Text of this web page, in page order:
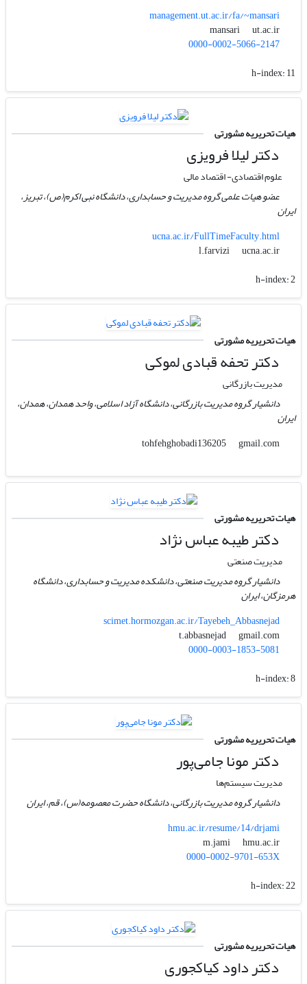
management.ut.ac.ir/fa/~mansari
mansari
ut.ac.ir
0000-0002-5066-2147
h-index:11
هیات تحریریه مشورتی
دکتر لیلا فرویزی
علوم اقتصادی- اقتصاد مالی
عضو هیات علمی گروه مدیریت و حسابداری، دانشگاه نبی اکرم(ص)، تبریز،
ایران
ucna.ac.ir/FullTimeFaculty.html
l.farvizi
ucna.ac.ir
h-index:2
هیات تحریریه مشورتی
دکتر تحفه قبادی لموکی
مدیریت بازرگانی
دانشیار گروه مدیریت بازرگانی، دانشگاه آزاد اسلامی، واحد همدان، همدان،
ایران
tohfehghobadi136205
gmail.com
هیات تحریریه مشورتی
دکتر طیبه عباس نژاد
مدیریت صنعتی
دانشیار گروه مدیریت صنعتی، دانشکده مدیریت و حسابداری، دانشگاه
هرمزگان، ایران
scimet.hormozgan.ac.ir/Tayebeh_Abbasnejad
t.abbasnejad
gmail.com
0000-0003-1853-5081
h-index:8
هیات تحریریه مشورتی
دکتر مونا جامی‌پور
مدیریت سیستم‌ها
دانشیار گروه مدیریت بازرگانی، دانشگاه حضرت معصومه(س)، قم، ایران
hmu.ac.ir/resume/14/drjami
m.jami
hmu.ac.ir
0000-0002-9701-653X
h-index:22
هیات تحریریه مشورتی
دکتر داود کیاکجوری